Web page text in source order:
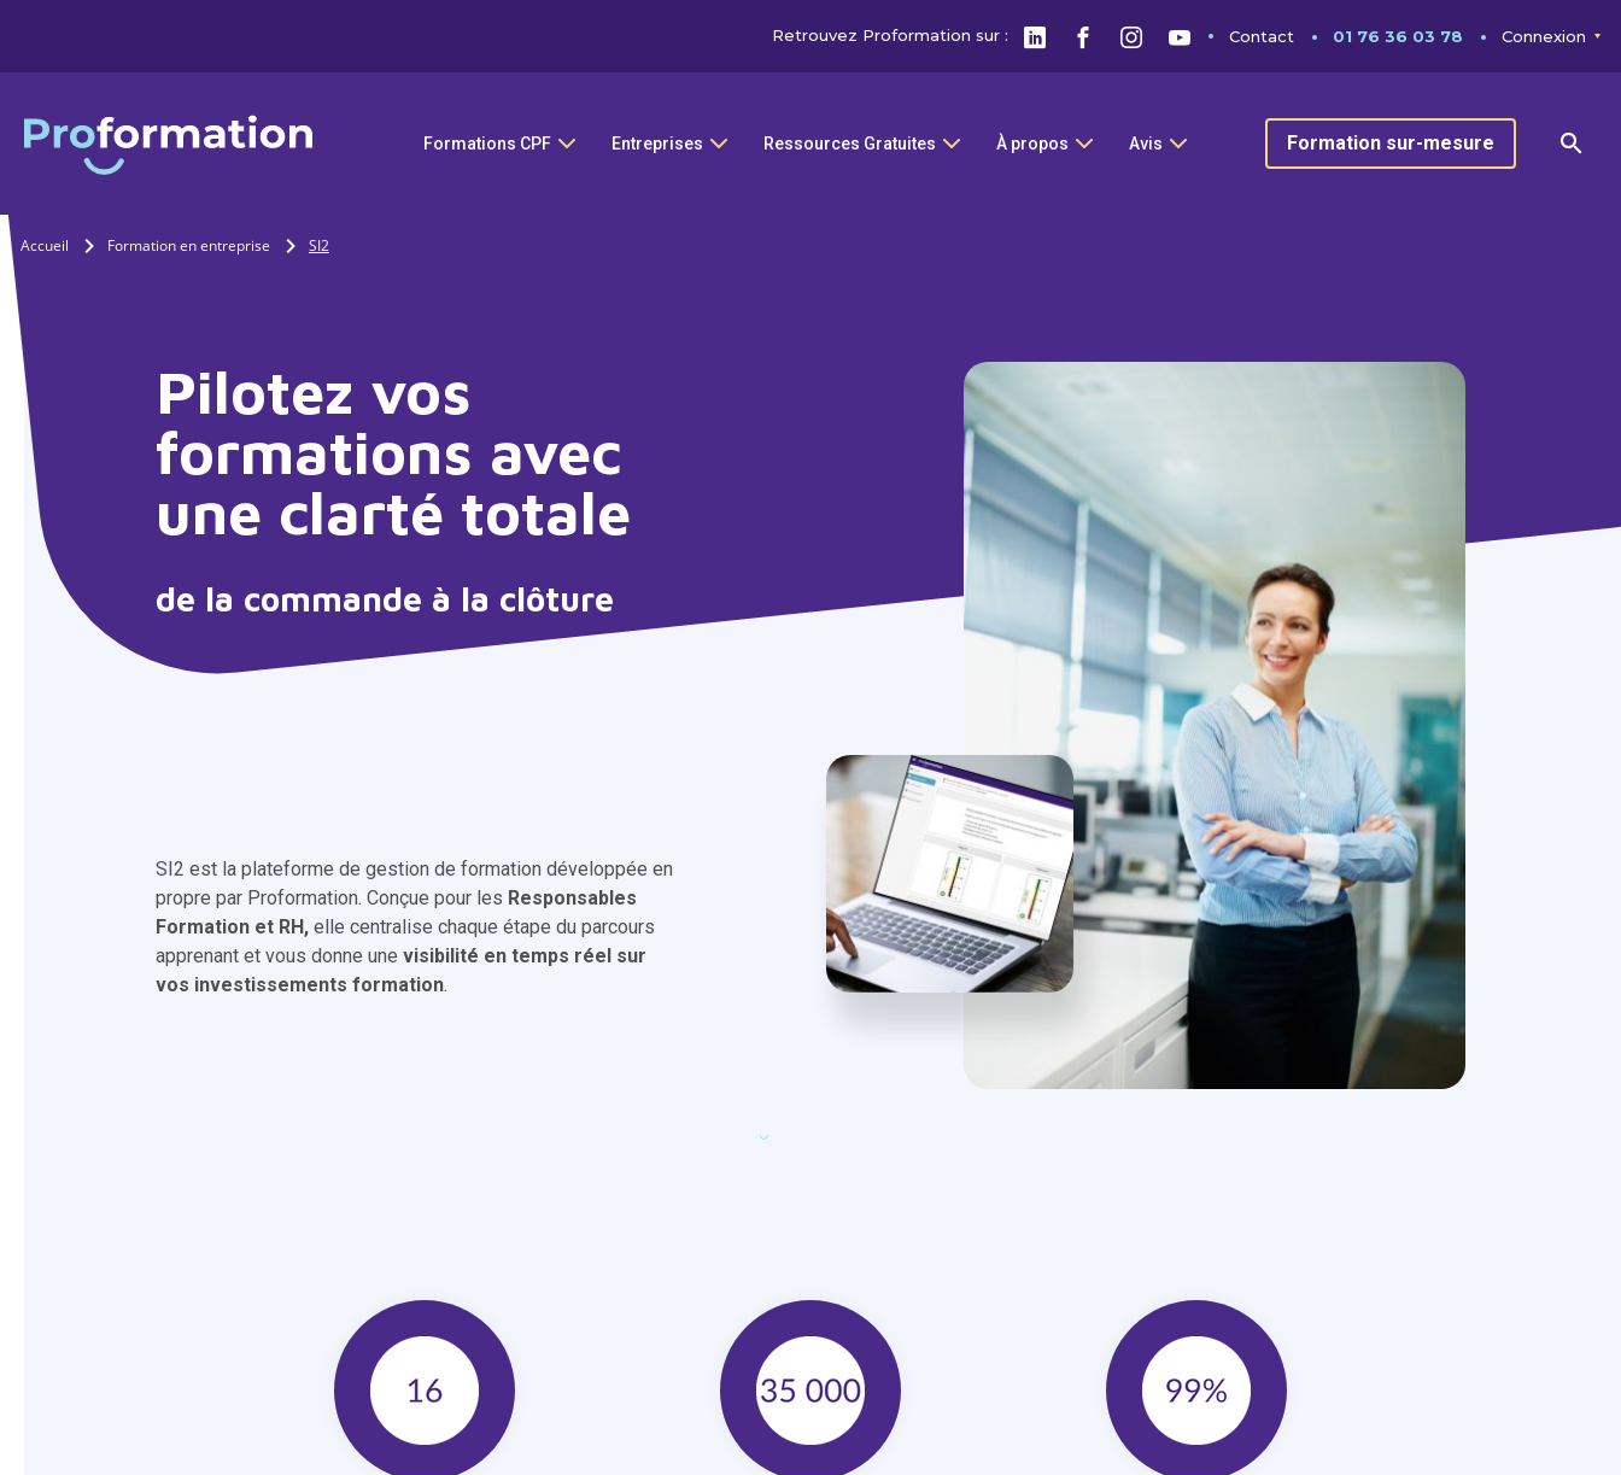
Retrouvez Proformation sur : Contact 01 76 36 03 78 Connexion
Formations CPF Entreprises Ressources Gratuites À propos Avis Formation sur-mesure
Accueil Formation en entreprise SI2
Pilotez vos
formations avec
une clarté totale
de la commande à la clôture
SI2 est la plateforme de gestion de formation développée en
propre par Proformation. Conçue pour les Responsables
Formation et RH,elle centralise chaque étape du parcours
apprenant et vous donne une visibilité en temps réel sur
vos investissements formation.